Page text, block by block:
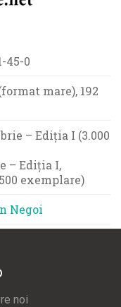
45-0
mare), 192
– Ediția I (3.000
– Ediția I,
exemplare)
Negoi
noi